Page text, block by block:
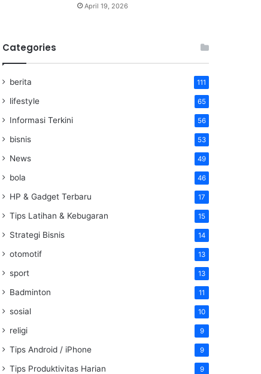
April 19, 2026
Categories
berita 111
lifestyle 65
Informasi Terkini 56
bisnis 53
News 49
bola 46
HP & Gadget Terbaru 17
Tips Latihan & Kebugaran 15
Strategi Bisnis 14
otomotif 13
sport 13
Badminton 11
sosial 10
religi 9
Tips Android / iPhone 9
Tips Produktivitas Harian 9